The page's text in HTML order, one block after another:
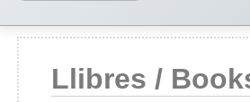
Llibres /